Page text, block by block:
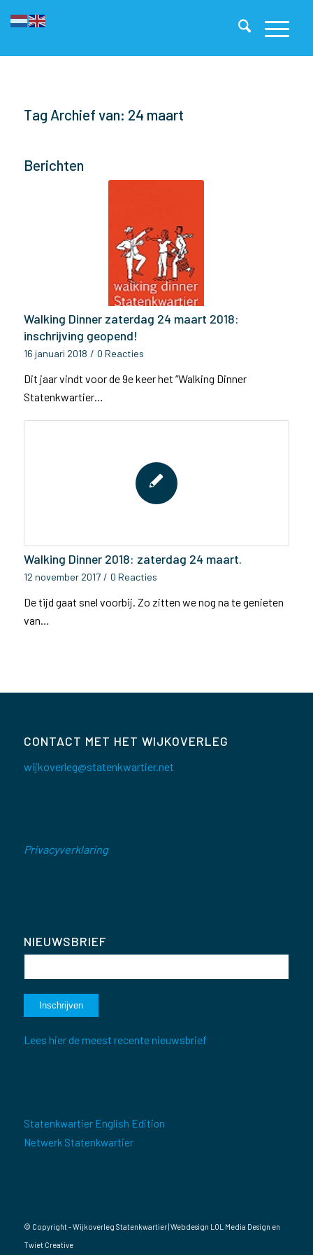
Tag Archief van: 24 maart
Berichten
Walking Dinner zaterdag 24 maart 2018:
inschrijving geopend!
16 januari 2018 / 0 Reacties
Dit jaar vindt voor de 9e keer het “Walking Dinner
Statenkwartier…
Walking Dinner 2018: zaterdag 24 maart.
12 november 2017 / 0 Reacties
De tijd gaat snel voorbij. Zo zitten we nog na te genieten
van…
CONTACT MET HET WIJKOVERLEG
wijkoverleg@statenkwartier.net
Privacyverklaring
NIEUWSBRIEF
Lees hier de meest recente nieuwsbrief
Statenkwartier English Edition
Netwerk Statenkwartier
© Copyright - Wijkoverleg Statenkwartier | Webdesign LOL Media Design en
Twiet Creative